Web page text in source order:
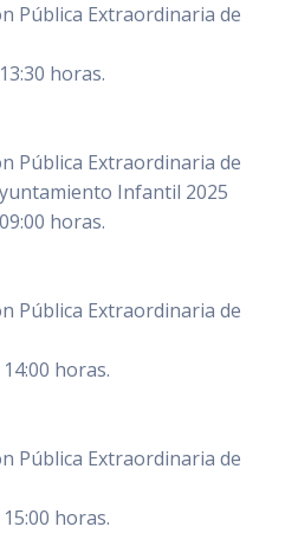
Pública Extraordinaria de
horas.
Pública Extraordinaria de
Infantil 2025
horas.
Pública Extraordinaria de
horas.
Pública Extraordinaria de
horas.